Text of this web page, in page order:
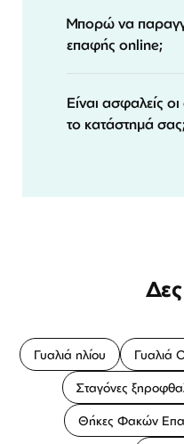
Μπορώ να
επαφής online;
Είναι ασφαλείς
το κατάστημά
Γυαλιά ηλίου Γυαλιά
Σταγόνες
Θήκες Φακών